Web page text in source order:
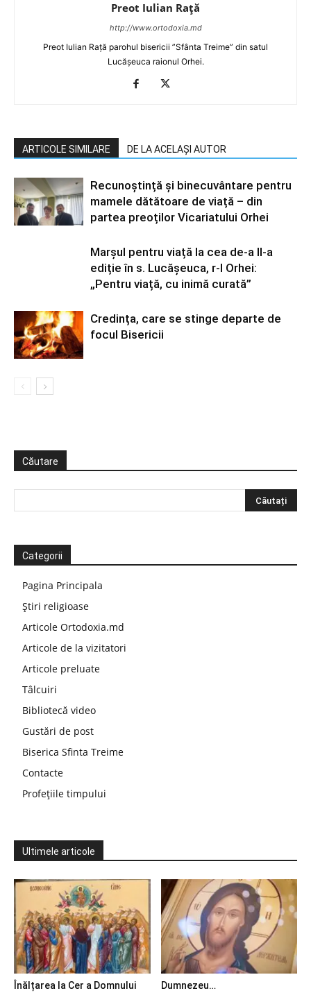
Preot Iulian Raţă
http://www.ortodoxia.md
Preot Iulian Rață parohul bisericii ”Sfânta Treime” din satul
Lucășeuca raionul Orhei.
ARTICOLE SIMILARE DE LA ACELAȘI AUTOR
Recunoștință și binecuvântare pentru
mamele dătătoare de viață – din
partea preoților Vicariatului Orhei
Marșul pentru viață la cea de-a II-a
ediție în s. Lucășeuca, r-l Orhei:
„Pentru viață, cu inimă curată”
Credința, care se stinge departe de
focul Bisericii
Căutare
Categorii
Pagina Principala
Știri religioase
Articole Ortodoxia.md
Articole de la vizitatori
Articole preluate
Tâlcuiri
Bibliotecă video
Gustări de post
Biserica Sfinta Treime
Contacte
Profețiile timpului
Ultimele articole
Înălțarea la Cer a Domnului
Dumnezeu…